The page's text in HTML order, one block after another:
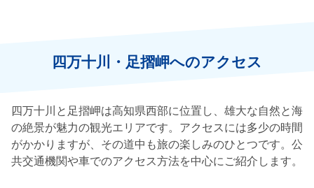
四万十川・足摺岬へのアクセス
四万十川と足摺岬は高知県西部に位置し、雄大な自然と海
の絶景が魅力の観光エリアです。アクセスには多少の時間
がかかりますが、その道中も旅の楽しみのひとつです。公
共交通機関や車でのアクセス方法を中心にご紹介します。